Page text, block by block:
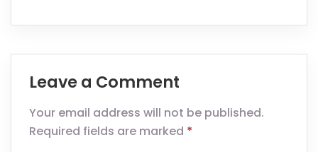
Leave a Comment
Your email address will not be published.
Required fields are marked *